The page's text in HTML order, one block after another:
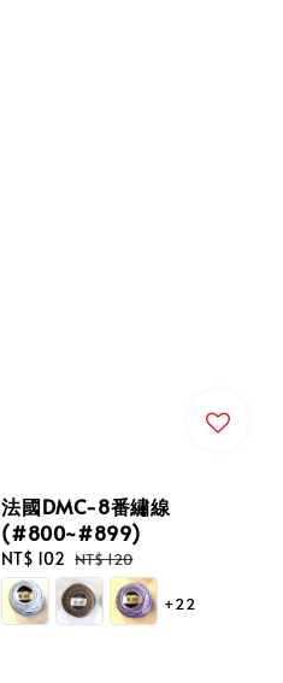
法國DMC-8番繡線
(#800~#899)
Sale
price
NT$ 102 Regular
price
NT$ 120
+22